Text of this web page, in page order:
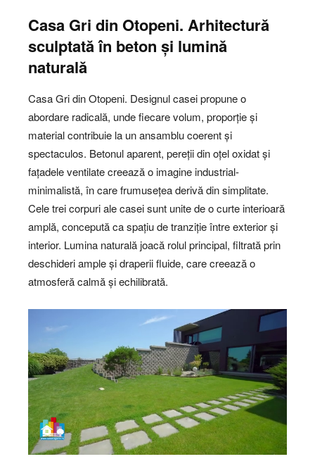
Casa Gri din Otopeni. Arhitectură
sculptată în beton și lumină
naturală
Casa Gri din Otopeni. Designul casei propune o
abordare radicală, unde fiecare volum, proporție și
material contribuie la un ansamblu coerent și
spectaculos. Betonul aparent, pereții din oțel oxidat și
fațadele ventilate creează o imagine industrial-
minimalistă, în care frumusețea derivă din simplitate.
Cele trei corpuri ale casei sunt unite de o curte interioară
amplă, concepută ca spațiu de tranziție între exterior și
interior. Lumina naturală joacă rolul principal, filtrată prin
deschideri ample și draperii fluide, care creează o
atmosferă calmă și echilibrată.